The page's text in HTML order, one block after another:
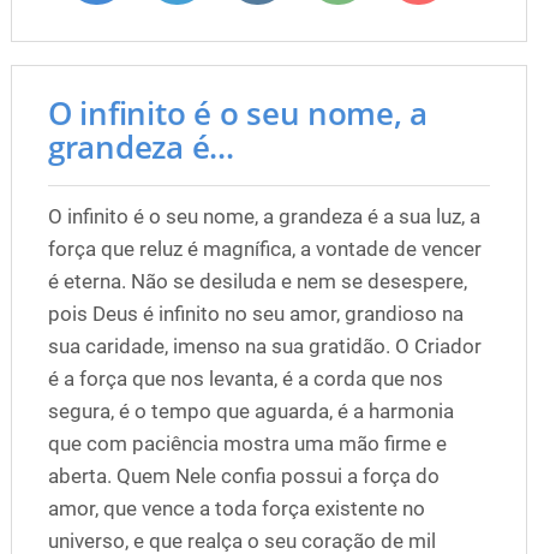
O infinito é o seu nome, a
grandeza é...
O infinito é o seu nome, a grandeza é a sua luz, a
força que reluz é magnífica, a vontade de vencer
é eterna. Não se desiluda e nem se desespere,
pois Deus é infinito no seu amor, grandioso na
sua caridade, imenso na sua gratidão. O Criador
é a força que nos levanta, é a corda que nos
segura, é o tempo que aguarda, é a harmonia
que com paciência mostra uma mão firme e
aberta. Quem Nele confia possui a força do
amor, que vence a toda força existente no
universo, e que realça o seu coração de mil